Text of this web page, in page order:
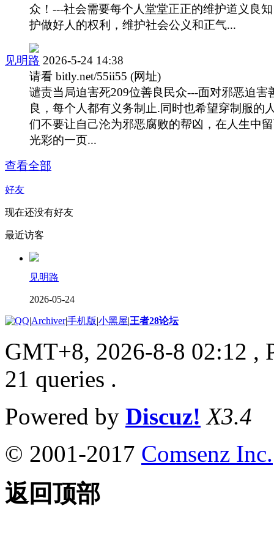
众！---社会需要每个人堂堂正正的维护道义良
护做好人的权利，维护社会公义和正气...
见明路 2026-5-24 14:38
请看 bitly.net/55ii55 (网址)
谴责当局迫害死209位善良民众---面对邪恶迫害
良，每个人都有义务制止.同时也希望穿制服的
们不要让自己沦为邪恶腐败的帮凶，在人生中
光彩的一页...
查看全部
好友
现在还没有好友
最近访客
见明路
2026-05-24
|Archiver|手机版|小黑屋|王者28论坛
GMT+8, 2026-8-8 02:12 ,
21 queries .
Powered by Discuz! X3.4
© 2001-2017 Comsenz Inc.
返回顶部